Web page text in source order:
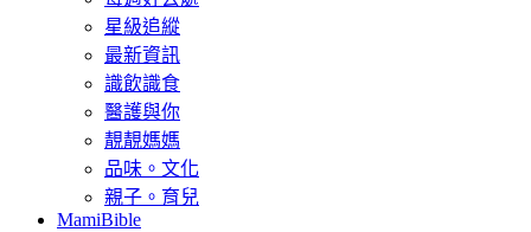
星級追縱
最新資訊
識飲識食
醫護與你
靚靚媽媽
品味。文化
親子。育兒
MamiBible